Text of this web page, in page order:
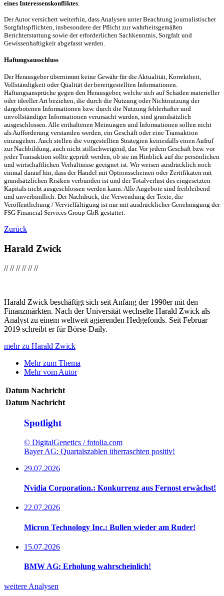
eines Interessenskonfliktes
Der Autor versichert weiterhin, dass Analysen unter Beachtung journalistischer
Sorgfaltspflichten, insbesondere der Pflicht zur wahrheitsgemäßen
Berichterstattung sowie der erforderlichen Sachkenntnis, Sorgfalt und
Gewissenhaftigkeit abgefasst werden.
Haftungsausschluss
Der Herausgeber übernimmt keine Gewähr für die Aktualität, Korrektheit,
Vollständigkeit oder Qualität der bereitgestellten Informationen.
Haftungsansprüche gegen den Herausgeber, welche sich auf Schäden materieller
oder ideeller Art beziehen, die durch die Nutzung oder Nichtnutzung der
dargebotenen Informationen bzw. durch die Nutzung fehlerhafter und
unvollständiger Informationen verursacht wurden, sind grundsätzlich
ausgeschlossen. Alle enthaltenen Meinungen und Informationen sollen nicht
als Aufforderung verstanden werden, ein Geschäft oder eine Transaktion
einzugehen. Auch stellen die vorgestellten Strategien keinesfalls einen Aufruf
zur Nachbildung, auch nicht stillschweigend, dar. Vor jedem Geschäft bzw. vor
jeder Transaktion sollte geprüft werden, ob sie im Hinblick auf die persönlichen
und wirtschaftlichen Verhältnisse geeignet ist. Wir weisen ausdrücklich noch
einmal darauf hin, dass der Handel mit Optionsscheinen oder Zertifikaten mit
grundsätzlichen Risiken verbunden ist und der Totalverlust des eingesetzten
Kapitals nicht ausgeschlossen werden kann. Alle Angebote sind freibleibend
und unverbindlich. Der Nachdruck, die Verwendung der Texte, die
Veröffentlichung / Vervielfältigung ist nur mit ausdrücklicher Genehmigung der
FSG Financial Services Group GbR gestattet.
Zurück
Harald Zwick
////////////
Harald Zwick beschäftigt sich seit Anfang der 1990er mit den
Finanzmärkten. Nach der Universität wechselte Harald Zwick als
Analyst zu einem weltweit agierenden Hedgefonds. Seit Februar
2019 schreibt er für Börse-Daily.
mehr zu Harald Zwick
Mehr zum Thema
Mehr vom Autor
Datum Nachricht
Datum Nachricht
Spotlight
© DigitalGenetics / fotolia.com
Bayer AG: Quartalszahlen überraschten positiv!
29.07.2026
Nvidia Corporation.: Konkurrenz aus Fernost erwächst!
22.07.2026
Micron Technology Inc.: Bullen wieder am Ruder!
15.07.2026
BMW AG: Erholung wahrscheinlich!
weitere Analysen